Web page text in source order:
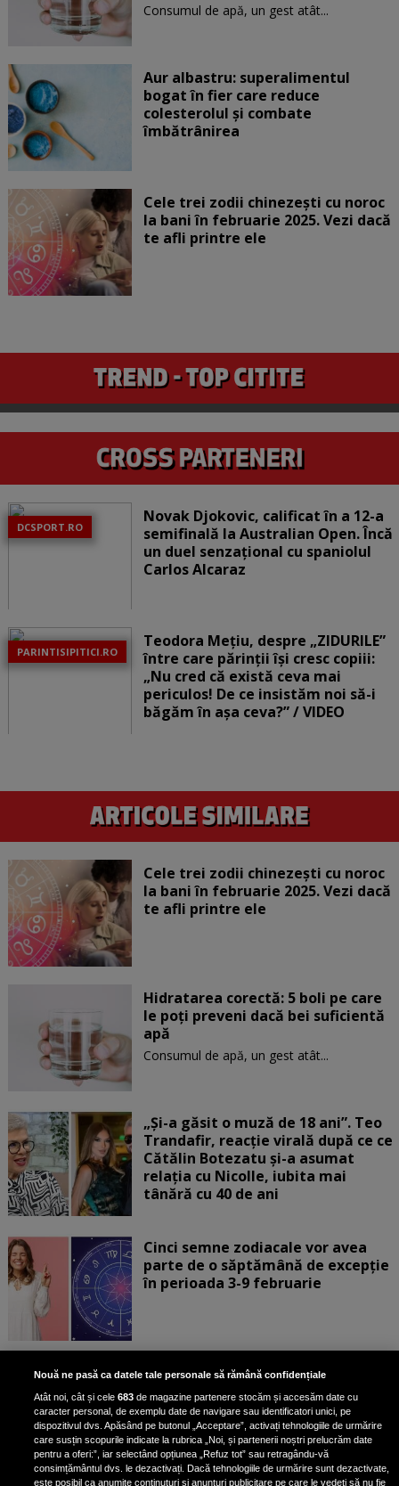
Consumul de apă, un gest atât...
Aur albastru: superalimentul
bogat în fier care reduce
colesterolul și combate
îmbătrânirea
Cele trei zodii chinezești cu noroc
la bani în februarie 2025. Vezi dacă
te afli printre ele
DCSPORT.RO
Novak Djokovic, calificat în a 12-a
semifinală la Australian Open. Încă
un duel senzațional cu spaniolul
Carlos Alcaraz
PARINTISIPITICI.RO
Teodora Mețiu, despre „ZIDURILE”
între care părinții își cresc copiii:
„Nu cred că există ceva mai
periculos! De ce insistăm noi să-i
băgăm în așa ceva?” / VIDEO
Cele trei zodii chinezești cu noroc
la bani în februarie 2025. Vezi dacă
te afli printre ele
Hidratarea corectă: 5 boli pe care
le poți preveni dacă bei suficientă
apă
Consumul de apă, un gest atât...
„Și-a găsit o muză de 18 ani”. Teo
Trandafir, reacție virală după ce ce
Cătălin Botezatu și-a asumat
relația cu Nicolle, iubita mai
tânără cu 40 de ani
Cinci semne zodiacale vor avea
parte de o săptămână de excepție
în perioada 3-9 februarie
Aur albastru: superalimentul
bogat în fier care reduce
colesterolul și combate
îmbătrânirea
Nouă ne pasă ca datele tale personale să rămână confidențiale
Atât noi, cât și cele683 de magazine partenere stocăm și accesăm date cu
caracter personal, de exemplu date de navigare sau identificatori unici, pe
dispozitivul dvs. Apăsând pe butonul „Acceptare”, activați tehnologiile de urmărire
care susțin scopurile indicate la rubrica „Noi, și partenerii noștri prelucrăm date
pentru a oferi:”, iar selectând opțiunea „Refuz tot” sau retragându-vă
consimțământul dvs. le dezactivați. Dacă tehnologiile de urmărire sunt dezactivate,
este posibil ca anumite conținuturi și anunțuri publicitare pe care le vedeți să nu fie